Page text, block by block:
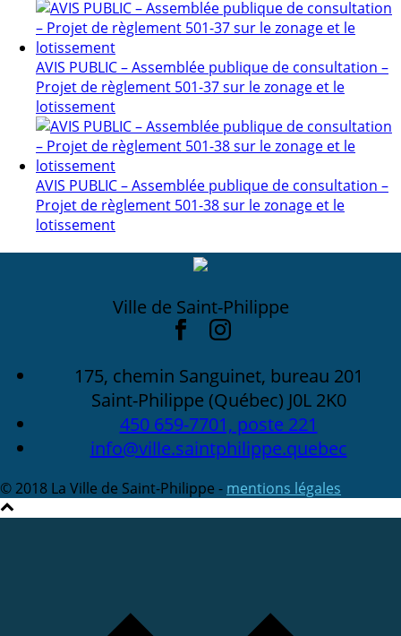
AVIS PUBLIC – Assemblée publique de consultation –
Projet de règlement 501-37 sur le zonage et le
lotissement
AVIS PUBLIC – Assemblée publique de consultation –
Projet de règlement 501-38 sur le zonage et le
lotissement
Ville de Saint-Philippe
175, chemin Sanguinet, bureau 201
Saint-Philippe (Québec) J0L 2K0
450 659-7701, poste 221
info@ville.saintphilippe.quebec
© 2018 La Ville de Saint-Philippe - mentions légales